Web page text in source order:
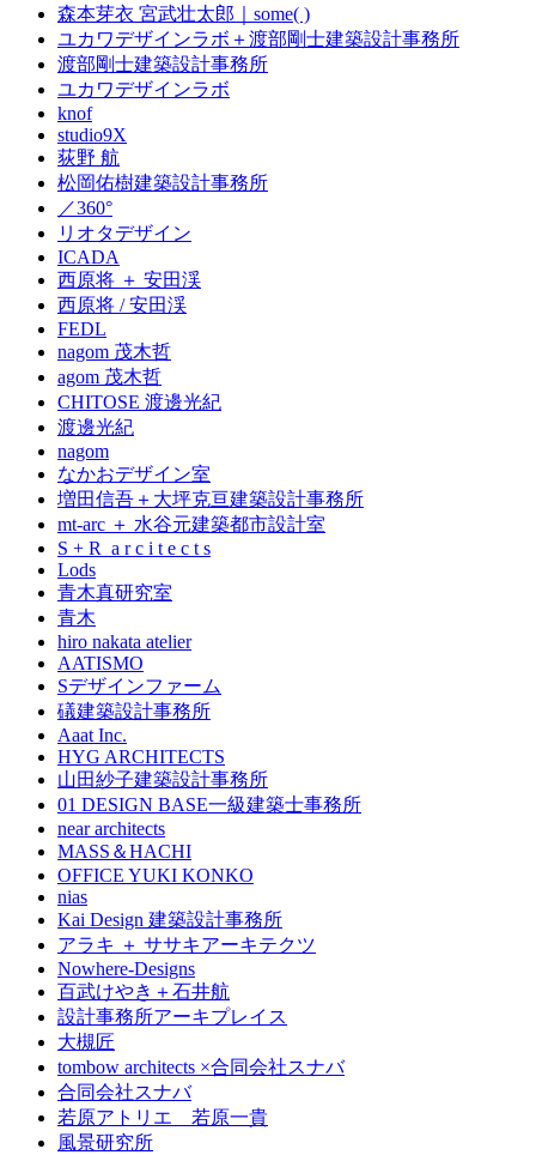
森本芽衣 宮武壮太郎｜some( )
ユカワデザインラボ＋渡部剛士建築設計事務所
渡部剛士建築設計事務所
ユカワデザインラボ
knof
studio9X
荻野 航
松岡佑樹建築設計事務所
／360°
リオタデザイン
ICADA
西原将 ＋ 安田渓
西原将 / 安田渓
FEDL
nagom 茂木哲
agom 茂木哲
CHITOSE 渡邊光紀
渡邊光紀
nagom
なかおデザイン室
増田信吾＋大坪克亘建築設計事務所
mt-arc ＋ 水谷元建築都市設計室
S + R a r c i t e c t s
Lods
青木真研究室
青木
hiro nakata atelier
AATISMO
Sデザインファーム
礒建築設計事務所
Aaat Inc.
HYG ARCHITECTS
山田紗子建築設計事務所
01 DESIGN BASE一級建築士事務所
near architects
MASS＆HACHI
OFFICE YUKI KONKO
nias
Kai Design 建築設計事務所
アラキ ＋ ササキアーキテクツ
Nowhere-Designs
百武けやき＋石井航
設計事務所アーキプレイス
大槻匠
tombow architects ×合同会社スナバ
合同会社スナバ
若原アトリエ 若原一貴
風景研究所